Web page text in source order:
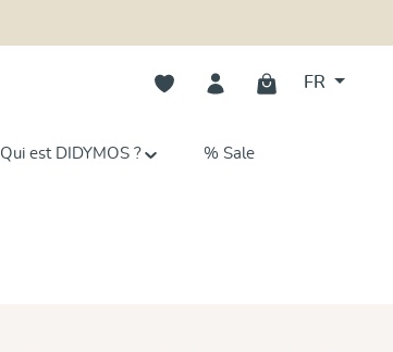
Vous avez 0 articles dans votre
FR
Qui est DIDYMOS ? % Sale